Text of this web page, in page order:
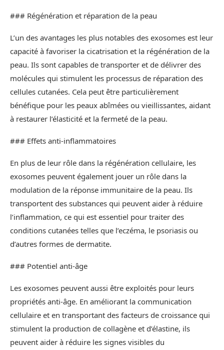
### Régénération et réparation de la peau
L’un des avantages les plus notables des exosomes est leur
capacité à favoriser la cicatrisation et la régénération de la
peau. Ils sont capables de transporter et de délivrer des
molécules qui stimulent les processus de réparation des
cellules cutanées. Cela peut être particulièrement
bénéfique pour les peaux abîmées ou vieillissantes, aidant
à restaurer l’élasticité et la fermeté de la peau.
### Effets anti-inflammatoires
En plus de leur rôle dans la régénération cellulaire, les
exosomes peuvent également jouer un rôle dans la
modulation de la réponse immunitaire de la peau. Ils
transportent des substances qui peuvent aider à réduire
l’inflammation, ce qui est essentiel pour traiter des
conditions cutanées telles que l’eczéma, le psoriasis ou
d’autres formes de dermatite.
### Potentiel anti-âge
Les exosomes peuvent aussi être exploités pour leurs
propriétés anti-âge. En améliorant la communication
cellulaire et en transportant des facteurs de croissance qui
stimulent la production de collagène et d’élastine, ils
peuvent aider à réduire les signes visibles du